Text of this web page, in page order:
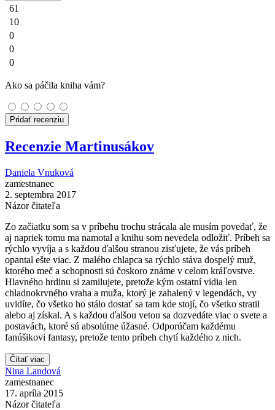
61
10
0
0
0
Ako sa páčila kniha vám?
Pridať recenziu
Recenzie Martinusákov
Daniela Vnuková
zamestnanec
2. septembra 2017
Názor čitateľa
Zo začiatku som sa v príbehu trochu strácala ale musím povedať, že
aj napriek tomu ma namotal a knihu som nevedela odložiť. Príbeh sa
rýchlo vyvíja a s každou ďalšou stranou zisťujete, že vás príbeh
opantal ešte viac. Z malého chlapca sa rýchlo stáva dospelý muž,
ktorého meč a schopnosti sú čoskoro známe v celom kráľovstve.
Hlavného hrdinu si zamilujete, pretože kým ostatní vidia len
chladnokrvného vraha a muža, ktorý je zahalený v legendách, vy
uvidíte, čo všetko ho stálo dostať sa tam kde stojí, čo všetko stratil
alebo aj získal. A s každou ďalšou vetou sa dozvedáte viac o svete a
postavách, ktoré sú absolútne úžasné. Odporúčam každému
fanúšikovi fantasy, pretože tento príbeh chytí každého z nich.
Čítať viac
Nina Landová
zamestnanec
17. apríla 2015
Názor čitateľa